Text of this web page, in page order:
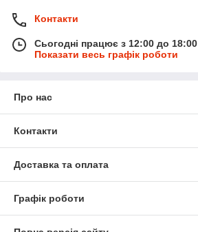
Контакти
Сьогодні працює з 12:00 до 18:00
Показати весь графік роботи
Про нас
Контакти
Доставка та оплата
Графік роботи